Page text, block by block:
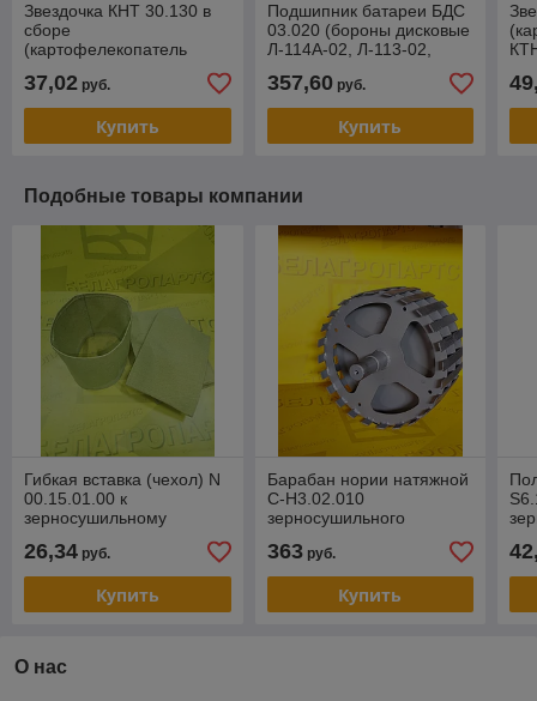
Звездочка КНТ 30.130 в
сборе
(картофелекопатель
37,02 руб.
Купить
Подшипник батареи БДС
03.020 (бороны дисковые
Л-114А-02, Л-113-02,
357,60руб.
Купить
Подобные товары компании
Гибкая вставка (чехол) N
00.15.01.00 к
зерносушильному
26,34 руб.
Купить
Барабан нории натяжной
С-Н3.02.010
зерносушильного
363руб.
Купить
О нас